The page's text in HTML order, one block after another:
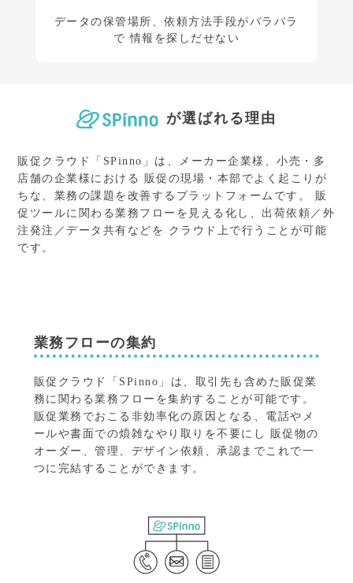
データの保管場所、依頼方法手段がバラバラ
で 情報を探しだせない
が選ばれる理由
販促クラウド「SPinno」は、メーカー企業様、小売・多
店舗の企業様における 販促の現場・本部でよく起こりが
ちな、業務の課題を改善するプラットフォームです。
販
促ツールに関わる業務フローを見える化し、出荷依頼／外
注発注／データ共有などを クラウド上で行うことが可能
です。
業務フローの集約
販促クラウド「SPinno」は、取引先も含めた販促業
務に関わる業務フローを集約することが可能です。
販促業務でおこる非効率化の原因となる、電話やメ
ールや書面での煩雑なやり取りを不要にし 販促物の
オーダー、管理、デザイン依頼、承認までこれで一
つに完結することができます。